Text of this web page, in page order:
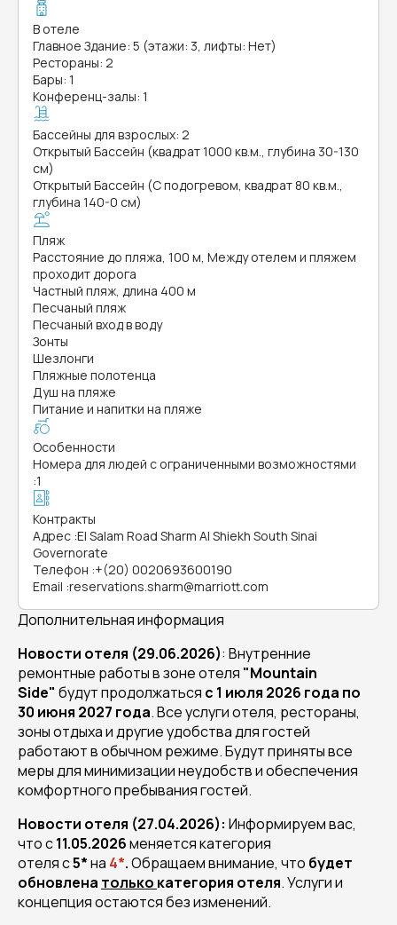
В отеле
Главное Здание: 5 (этажи: 3, лифты: Нет)
Рестораны: 2
Бары: 1
Конференц-залы: 1
Бассейны для взрослых: 2
Открытый Бассейн (квадрат 1000 кв.м., глубина 30-130
см)
Открытый Бассейн (С подогревом, квадрат 80 кв.м.,
глубина 140-0 см)
Пляж
Расстояние до пляжа, 100 м, Между отелем и пляжем
проходит дорога
Частный пляж, длина 400 м
Песчаный пляж
Песчаный вход в воду
Зонты
Шезлонги
Пляжные полотенца
Душ на пляже
Питание и напитки на пляже
Особенности
Номера для людей с ограниченными возможностями
:1
Контракты
Адрес :El Salam Road Sharm Al Shiekh South Sinai
Governorate
Телефон :+(20) 0020693600190
Email :reservations.sharm@marriott.com
Дополнительная информация
Новости отеля (29.06.2026): Внутренние
ремонтные работы в зоне отеля "Mountain
Side" будут продолжаться с 1 июля 2026 года по
30 июня 2027 года. Все услуги отеля, рестораны,
зоны отдыха и другие удобства для гостей
работают в обычном режиме. Будут приняты все
меры для минимизации неудобств и обеспечения
комфортного пребывания гостей.
Новости отеля (27.04.2026): Информируем вас,
что с11.05.2026меняется категория
отеля с5*на 4*.Обращаем внимание, что будет
обновлена только категория отеля. Услуги и
концепция остаются без изменений.